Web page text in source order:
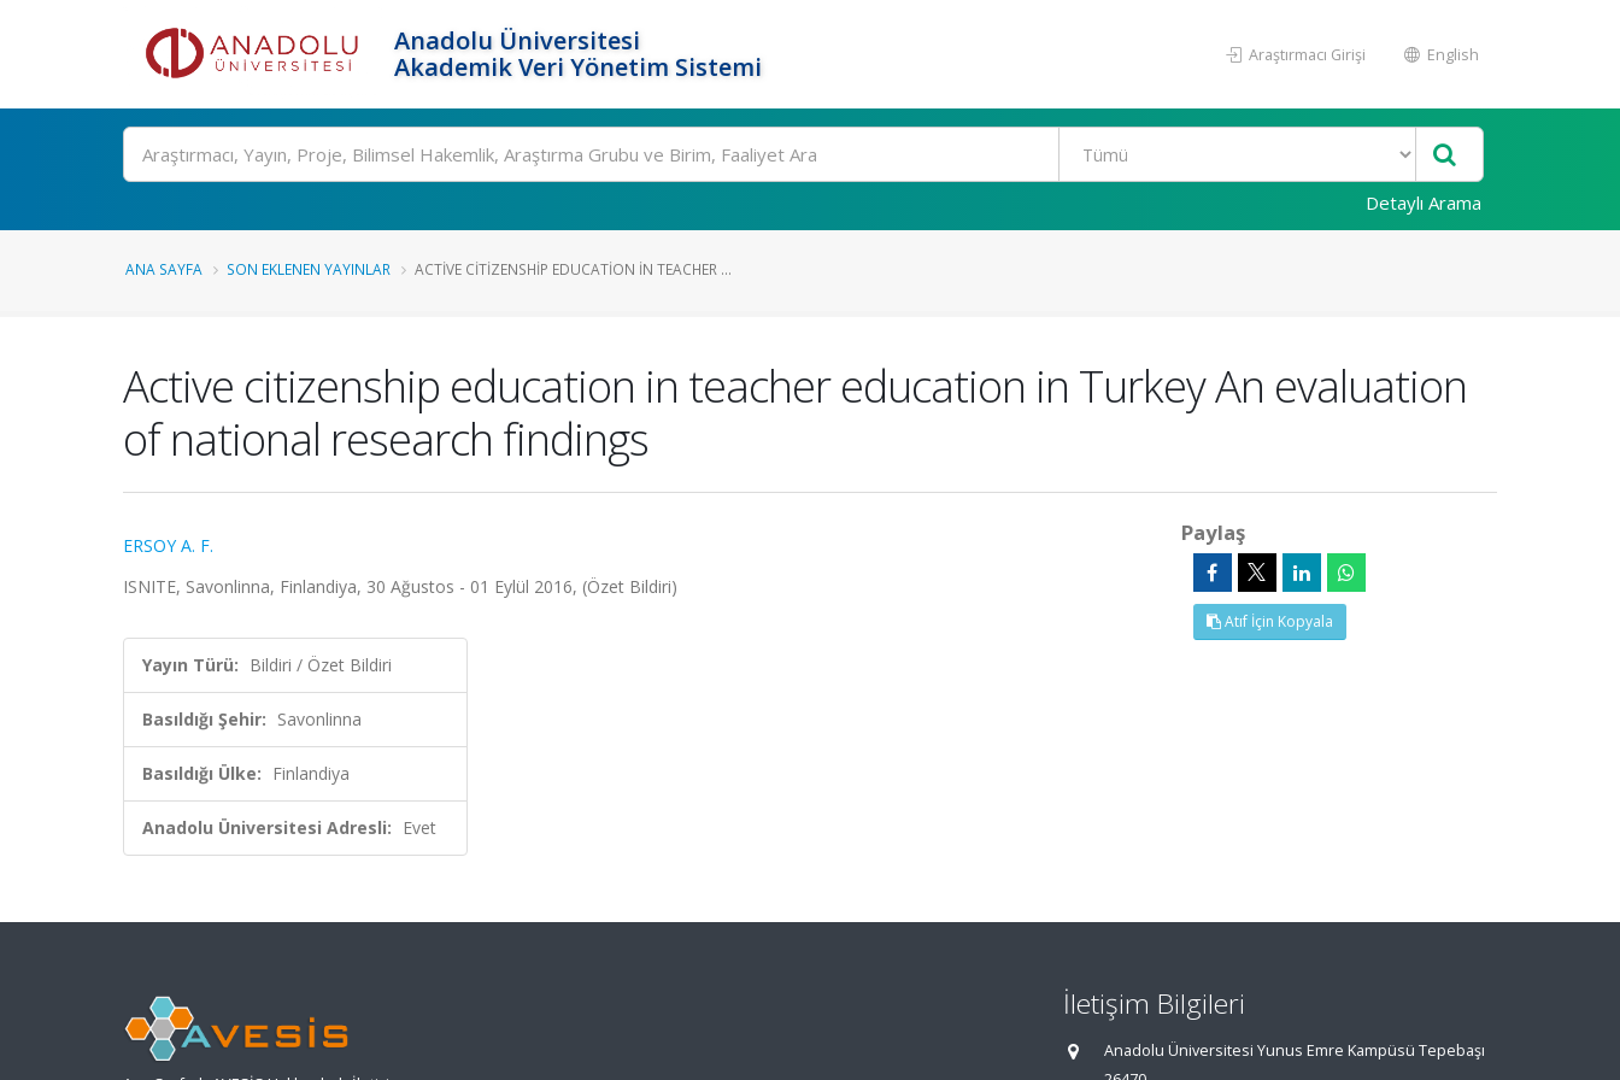
Anadolu Üniversitesi
Akademik Veri Yönetim Sistemi
Araştırmacı Girişi English
Ara
Detaylı Arama
ANA SAYFA SON EKLENEN YAYINLAR ACTIVE CITIZENSHIP EDUCATION IN TEACHER ...
Active citizenship education in teacher education in Turkey An evaluation
of national research findings
ERSOY A. F.
ISNITE, Savonlinna, Finlandiya, 30 Ağustos - 01 Eylül 2016, (Özet Bildiri)
Yayın Türü: Bildiri / Özet Bildiri
Basıldığı Şehir: Savonlinna
Basıldığı Ülke: Finlandiya
Anadolu Üniversitesi Adresli: Evet
Paylaş
Atıf İçin Kopyala
İletişim Bilgileri
Anadolu Üniversitesi Yunus Emre Kampüsü Tepebaşı